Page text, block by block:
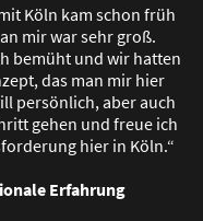
Köln kam schon früh
mir war sehr groß.
bemüht und wir hatten
das man mir hier
persönlich, aber auch
gehen und freue ich
hier in Köln.“
Erfahrung